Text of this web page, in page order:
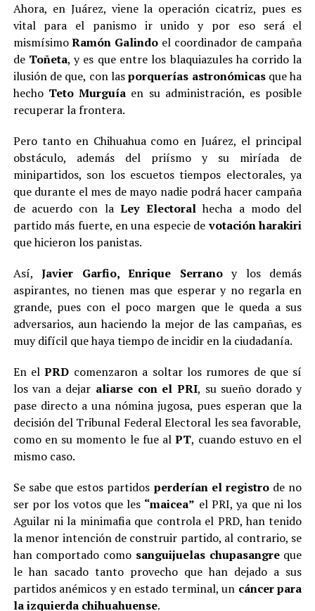
Ahora, en Juárez, viene la operación cicatriz, pues es
vital para el panismo ir unido y por eso será el
mismísimoRamón Galindo el coordinador de campaña
deToñeta, y es que entre los blaquiazules ha corrido la
ilusión de que, con lasporquerías astronómicasque ha
hecho Teto Murguía en su administración, es posible
recuperar la frontera.
Pero tanto en Chihuahua como en Juárez, el principal
obstáculo, además del priísmo y su miríada de
minipartidos, son los escuetos tiempos electorales, ya
que durante el mes de mayo nadie podrá hacer campaña
de acuerdo con laLey Electoralhecha a modo del
partido más fuerte, en una especie devotación harakiri
que hicieron los panistas.
Así,Javier Garfio, Enrique Serranoy los demás
aspirantes, no tienen mas que esperar y no regarla en
grande, pues con el poco margen que le queda a sus
adversarios, aun haciendo la mejor de las campañas, es
muy difícil que haya tiempo de incidir en la ciudadanía.
En el PRD comenzaron a soltar los rumores de que sí
los van a dejar aliarse con el PRI, su sueño dorado y
pase directo a una nómina jugosa, pues esperan que la
decisión del Tribunal Federal Electoral les sea favorable,
como en su momento le fue al PT, cuando estuvo en el
mismo caso.
Se sabe que estos partidos perderían el registrode no
ser por los votos que les “maicea” el PRI, ya que ni los
Aguilar ni la minimafia que controla el PRD, han tenido
la menor intención de construir partido, al contrario, se
han comportado como sanguijuelas chupasangreque
le han sacado tanto provecho que han dejado a sus
partidos anémicos y en estado terminal, un cáncer para
la izquierda chihuahuense.